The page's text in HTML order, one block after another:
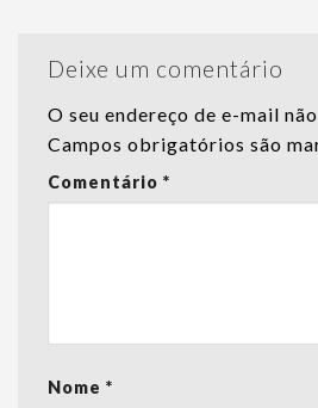
Deixe um comentário
O seu endereço de e-mail
Campos obrigatórios são
Comentário *
Nome *